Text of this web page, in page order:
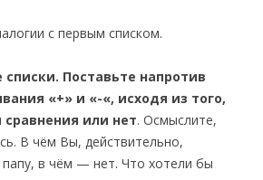
с первым списком.
Поставьте напротив
«+» и «-«, исходя из того,
или нет. Осмыслите,
В чём Вы, действительно,
в чём — нет. Что хотели бы